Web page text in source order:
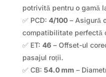
potrivită pentru o gamă
✅ PCD: 4/100– Asigură
compatibilitate perfectă
✅ ET: 46– Offset-ul
pasajul roții.
✅ CB: 54.0 mm –